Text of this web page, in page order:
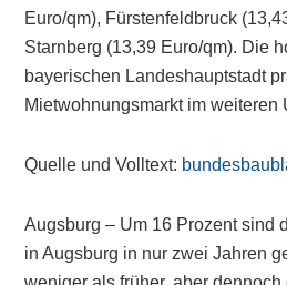
Euro/qm), Fürstenfeldbruck
Starnberg (13,39 Euro/qm). Die
bayerischen Landeshauptstadt
Mietwohnungsmarkt im weiteren
Quelle und Volltext:
Augsburg – Um 16 Prozent sind
in Augsburg in nur zwei Jahren